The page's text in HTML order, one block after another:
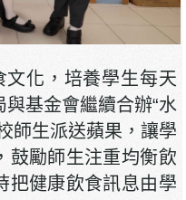
化，培養學生每天
基金會繼續合辦“水
師生派送蘋果，讓學
鼓勵師生注重均衡飲
把健康飲食訊息由學